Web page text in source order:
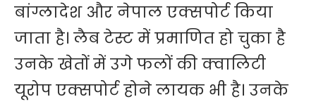
बांग्लादेश और नेपाल एक्सपोर्ट किया
जाता है। लैब टेस्ट में प्रमाणित हो चुका है
उनके खेतों में उगे फलों की क्वालिटी
यूरोप एक्सपोर्ट होने लायक भी है। उनके